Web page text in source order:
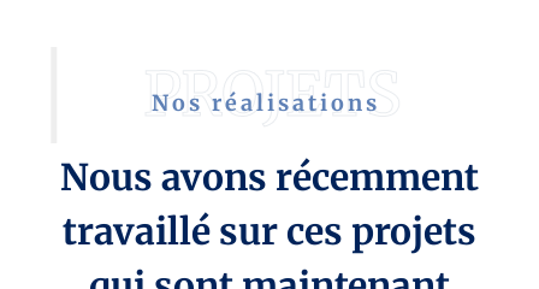
Nos réalisations
Nous avons récemment
travaillé sur ces projets